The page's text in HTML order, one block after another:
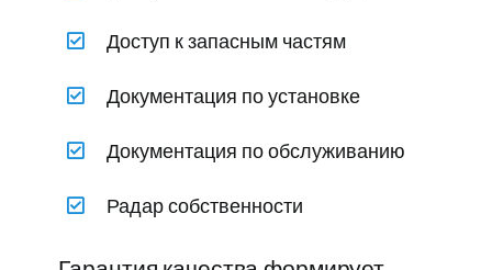
Доступ к запасным частям
Документация по установке
Документация по обслуживанию
Радар собственности